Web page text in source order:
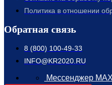
Политика в отношении
Обратная связь
8 (800) 100-49-33
INFO@KR2020.RU
Мессенджер MAX